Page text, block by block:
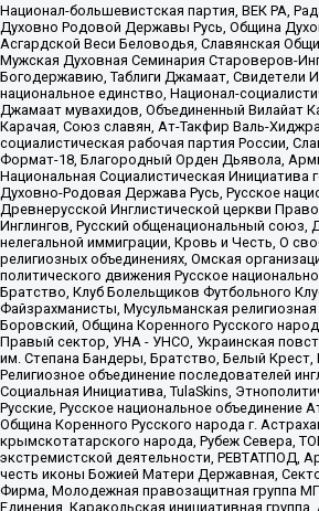
Национал-большевистская партия, ВЕК РА,
Духовно Родовой Державы Русь, Община
Асгардской Веси Беловодья, Славянская
Мужская Духовная Семинария Староверов-
Богодержавию, Таблиги Джамаат, Свидетели
национальное единство, Национал-
Джамаат мувахидов, Объединенный Вилайат
Карачая, Союз славян, Ат-Такфир Валь-
социалистическая рабочая партия России,
Формат-18, Благородный Орден Дьявола,
Национальная Социалистическая Инициатива
Духовно-Родовая Держава Русь, Русское
Древнерусской Инглистической церкви
Инглингов, Русский общенациональный союз,
нелегальной иммиграции, Кровь и Честь, О
религиозных объединениях, Омская
политического движения Русское
Братство, Клуб Болельщиков Футбольного
Файзрахманисты, Мусульманская религиозная
Боровский, Община Коренного Русского
Правый сектор, УНА - УНСО, Украинская
им. Степана Бандеры, Братство, Белый Крест,
Религиозное объединение последователей
Социальная Инициатива, TulaSkins,
Русские, Русское национальное объединение
Община Коренного Русского народа г.
крымскотатарского народа, Рубеж Севера,
экстремистской деятельности, РЕВТАТПОД,
честь иконы Божией Матери Державная,
Фирма, Молодежная правозащитная группа
Единения, Каракольская инициативная